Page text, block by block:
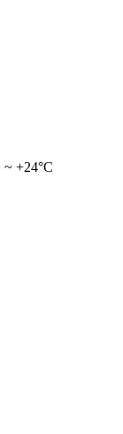
~ +24°С